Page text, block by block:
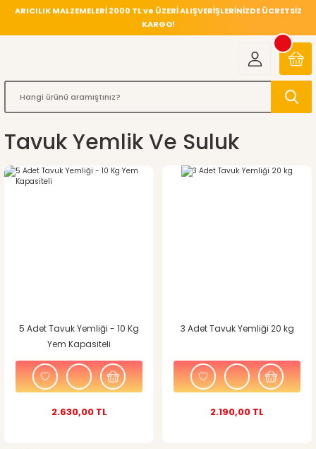
ARICILIK MALZEMELERİ 2000 TL ve ÜZERİ ALIŞVERİŞLERİNİZDE ÜCRETSİZ
KARGO!
Tavuk Yemlik Ve Suluk
5 Adet Tavuk Yemliği - 10 Kg
Yem Kapasiteli
2.630,00 TL
3 Adet Tavuk Yemliği 20 kg
2.190,00 TL